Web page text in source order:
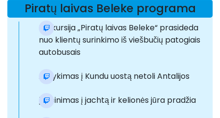
Piratų laivas Beleke programa
Ekskursija „Piratų laivas Beleke“ prasideda
nuo klientų surinkimo iš viešbučių patogiais
autobusais
Atvykimas į Kundu uostą netoli Antalijos
Įlaipinimas į jachtą ir kelionės jūra pradžia